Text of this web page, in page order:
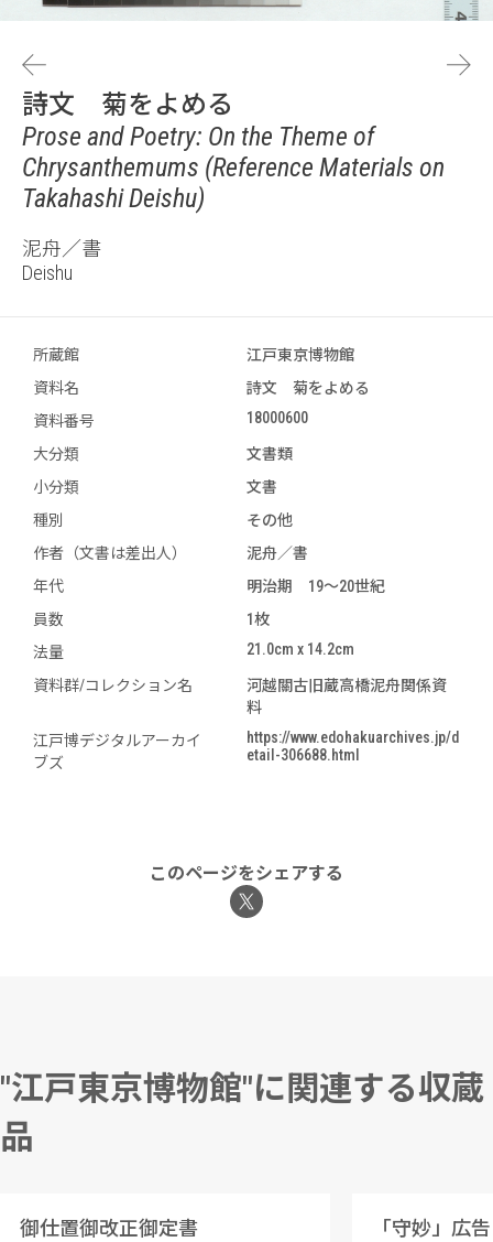
詩文 菊をよめる
Prose and Poetry: On the Theme of
Chrysanthemums (Reference Materials on
Takahashi Deishu)
泥舟／書
Deishu
所蔵館
江戸東京博物館
資料名
詩文 菊をよめる
資料番号
18000600
大分類
文書類
小分類
文書
種別
その他
作者（文書は差出人）
泥舟／書
年代
明治期 19～20世紀
員数
1枚
法量
21.0cm x 14.2cm
資料群/コレクション名
河越關古旧蔵高橋泥舟関係資
料
江戸博デジタルアーカイ
ブズ
https://www.edohakuarchives.jp/d
etail-306688.html
このページをシェアする
"江戸東京博物館"に関連する収蔵
品
御仕置御改正御定書 「守妙」広告